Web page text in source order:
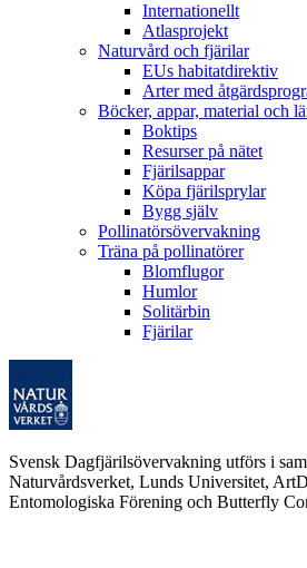
Internationellt
Atlasprojekt
Naturvård och fjärilar
EUs habitatdirektiv
Arter med
Böcker, appar, material och
Boktips
Resurser på nätet
Fjärilsappar
Köpa fjärilsprylar
Bygg själv
Pollinatörsövervakning
Träna på pollinatörer
Blomflugor
Humlor
Solitärbin
Fjärilar
Svensk Dagfjärilsövervakning utförs i
Naturvårdsverket, Lunds Universitet,
Entomologiska Förening och Butterfly